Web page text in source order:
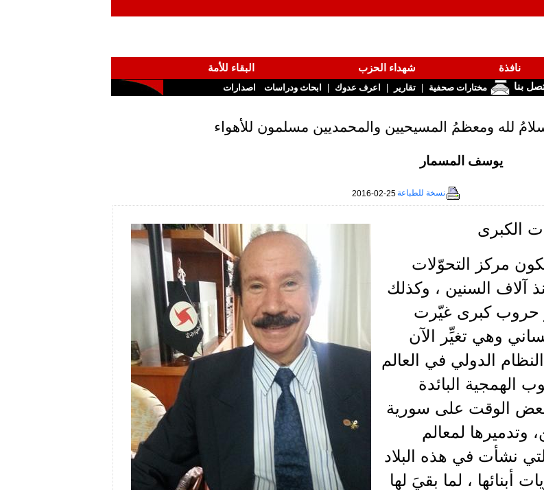
نافذة شهداء الحزب
البقاء للأمة
بنا مختارات صحفية | تقارير | اعرف عدوك | ابحاث ودراسات اصدارات
لله ومعظمُ المسيحيين والمحمديين مسلمون للأهواء
يوسف المسمار
نسخة للطباعة2016-02-25
الكبرى
مركز التحوّلات
آلاف السنين ، وكذلك
حروب كبرى غيّرت
وهي تغيِّر الآن
الدولي في العالم
الهمجية البائدة
الوقت على سورية
وتدميرها لمعالم
نشأت في هذه البلاد
أبنائها ، لما بقيَ لها